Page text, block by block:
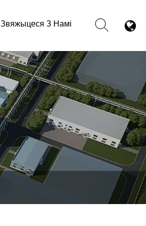
Звяжыцеся З Намі